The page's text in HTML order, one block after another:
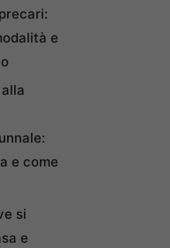
e
e come
si
e